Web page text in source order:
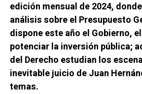
edición mensual de 2024,
análisis sobre el Presupuesto
dispone este año el Gobierno,
potenciar la inversión pública;
del Derecho estudian los
inevitable juicio de Juan
temas.